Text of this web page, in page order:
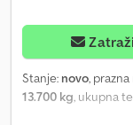
Stanje: novo, prazna
13.700 kg, ukupna
, dužina